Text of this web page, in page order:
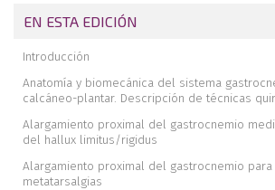
EN ESTA EDICIÓN
Introducción
Anatomía y biomecánica del sistema
calcáneo-plantar. Descripción de técnicas
Alargamiento proximal del gastrocnemio
del hallux limitus/rigidus
Alargamiento proximal del gastrocnemio
metatarsalgias